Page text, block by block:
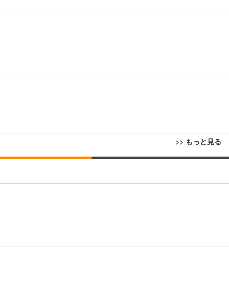
>> もっと見る
面昇降 強化ナイロン樹脂ベース 通気性メッシュ 在宅ワーク H-WY01